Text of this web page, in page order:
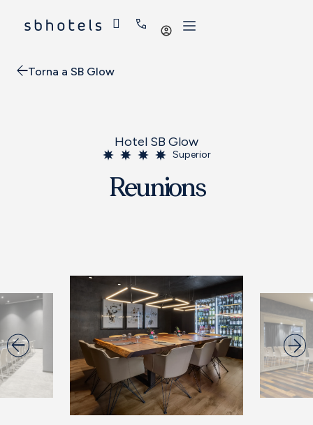
Iniciar
Torna a SB Glow
Hotel SB Glow
Superior
Reunions